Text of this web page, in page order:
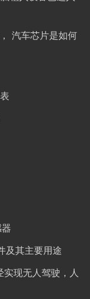
汽车芯片是如何
及其主要用途
现无人驾驶，人